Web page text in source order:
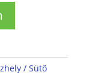
/ Sütő